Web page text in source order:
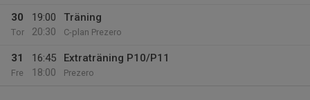
30
Tor
19:00
20:30
Träning
C-plan Prezero
31
Fre
16:45
18:00
Extraträning P10/P11
Prezero